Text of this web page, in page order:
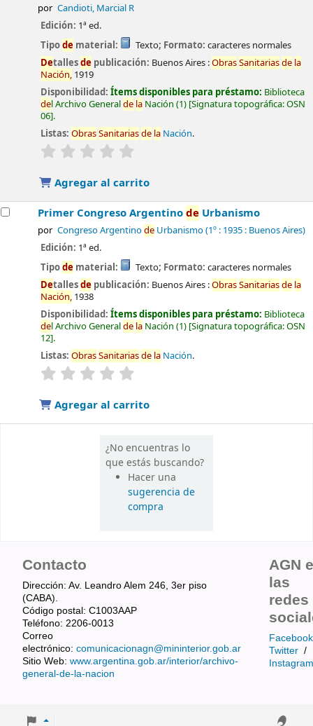
por Candioti, Marcial R
Edición: 1ª ed.
Tipode material: Texto; Formato: caracteres normales
Detallesde publicación: Buenos Aires :ObrasSanitariasde la
Nación, 1919
Disponibilidad:Ítems disponibles para préstamo: Biblioteca
del Archivo Generalde la Nación (1) Signatura topográfica:OSN
06 .
Listas: ObrasSanitariasde la Nación.
valoración
Agregar al carrito
Primer Congreso Argentinode Urbanismo
por Congreso ArgentinodeUrbanismo(1º : 1935 : Buenos Aires)
Edición: 1ª ed.
Tipode material: Texto; Formato: caracteres normales
Detallesde publicación: Buenos Aires :ObrasSanitariasde la
Nación, 1938
Disponibilidad:Ítems disponibles para préstamo: Biblioteca
del Archivo Generalde la Nación (1) Signatura topográfica:OSN
12 .
Listas: ObrasSanitariasde la Nación.
valoración
Agregar al carrito
¿No encuentras lo
que estás buscando?
Hacer una
sugerencia de
compra
Contacto
Dirección: Av. Leandro Alem 246, 3er piso
(CABA).
Código postal: C1003AAP
Teléfono: 2206-0013
Correo
electrónico: comunicacionagn@mininterior.gob.ar
Sitio Web: www.argentina.gob.ar/interior/archivo-
general-de-la-nacion
AGN
las
redes
Facebook
Twitter /
Instagram